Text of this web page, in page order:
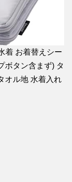
着 お着替えシー
ボタン含まず) タ
オル地 水着入れ